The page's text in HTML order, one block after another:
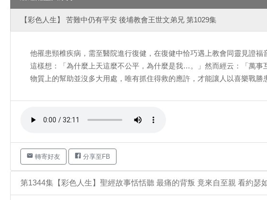
【彩色人生】 苦難中仍有平安 後埔教會王世文弟兄 第1029集
他罹患頸椎疾病，需至醫院進行復健，在復健中恰巧遇上教會同靈見證
這樣想：「為什麼上天這麼不公平，為什麼是我…。」然而經云：「萬
物質上的幫助並沒多大用處，唯有抓住得救的應許，才能讓人以喜樂戰勝
轉寄好友 分享至FB
第1344集【彩色人生】聖經故事恬恬聽 最痛的背叛 竟來自至親 看約瑟